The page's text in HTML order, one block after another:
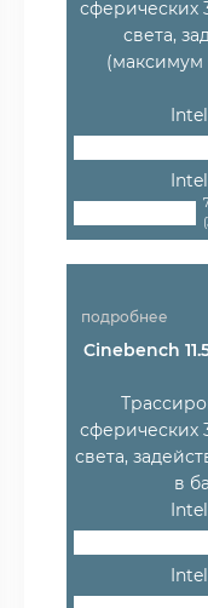
сферических
света,
(максимум
подробнее
Cinebench
сферических
света,
в